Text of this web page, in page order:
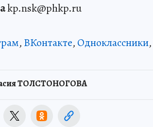
kp.nsk@phkp.ru
, ВКонтакте, Одноклассники,
ТОЛСТОНОГОВА